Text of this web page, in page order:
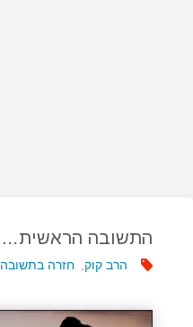
התשובה הראשית…
הרב קוק חזרה בתשובה